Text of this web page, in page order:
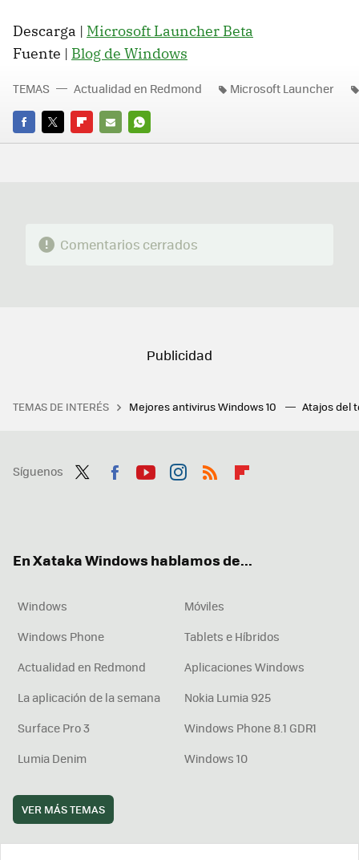
Descarga | Microsoft Launcher Beta
Fuente | Blog de Windows
FACEBOOK
TWITTERFLIPBOARD
E-
WHATSAPP
TEMAS Actualidad en Redmond Microsoft Launcher
Comentarios cerrados
TEMAS DE INTERÉS Mejores antivirus Windows 10 Atajos del
Síguenos
En Xataka Windows hablamos de...
Windows
Móviles
Windows Phone
Tablets e Híbridos
Actualidad en Redmond
Aplicaciones Windows
La aplicación de la semana
Nokia Lumia 925
Surface Pro 3
Windows Phone 8.1 GDR1
Lumia Denim
Windows 10
VER MÁS TEMAS